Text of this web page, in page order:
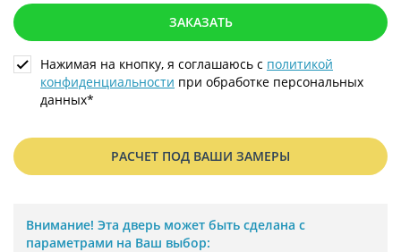
ЗАКАЗАТЬ
Нажимая на кнопку, я соглашаюсь с политикой
конфиденциальности при обработке персональных
данных*
РАСЧЕТ ПОД ВАШИ ЗАМЕРЫ
Внимание! Эта дверь может быть сделана с
параметрами на Ваш выбор: